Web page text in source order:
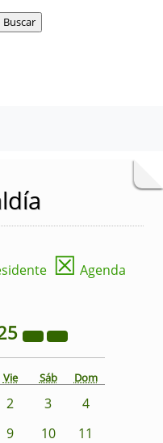
☒ Agenda
Vie Sáb Dom
2 3
4
9 10
11